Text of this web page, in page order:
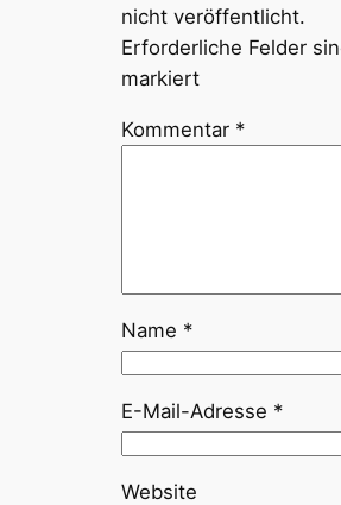
nicht veröffentlicht.
Erforderliche Felder
markiert
Kommentar *
Name *
E-Mail-Adresse *
Website